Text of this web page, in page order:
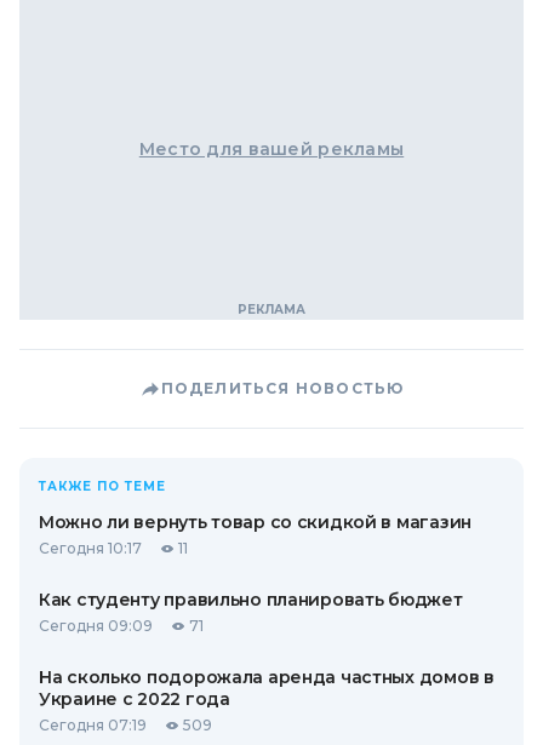
Место для вашей рекламы
ПОДЕЛИТЬСЯ НОВОСТЬЮ
ТАКЖЕ ПО ТЕМЕ
Можно ли вернуть товар со скидкой в ​​магазин
Сегодня 10:17 11
Как студенту правильно планировать бюджет
Сегодня 09:09 71
На сколько подорожала аренда частных домов в
Украине с 2022 года
Сегодня 07:19 509